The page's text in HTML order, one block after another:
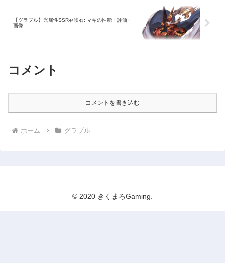
【グラブル】光属性SSR召喚石: マギの性能・評価・
画像
コメント
コメントを書き込む
ホーム グラブル
© 2020 きくまろGaming.